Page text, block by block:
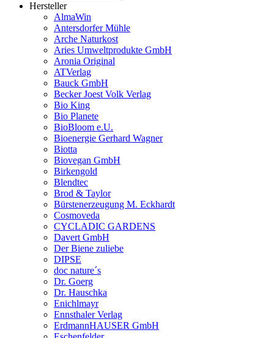
Hersteller
AlmaWin
Antersdorfer Mühle
Arche Naturkost
Aries Umweltprodukte GmbH
Aronia Original
ATVerlag
Bauck GmbH
Becker Joest Volk Verlag
Bio King
Bio Planete
BioBloom e.U.
Bioenergie Gerhard Wagner
Biotta
Biovegan GmbH
Birkengold
Blendtec
Brod & Taylor
Bürstenerzeugung M. Eckhardt
Cosmoveda
CYCLADIC GARDENS
Davert GmbH
Der Biene zuliebe
DIPSE
doc nature´s
Dr. Goerg
Dr. Hauschka
Enichlmayr
Ennsthaler Verlag
ErdmannHAUSER GmbH